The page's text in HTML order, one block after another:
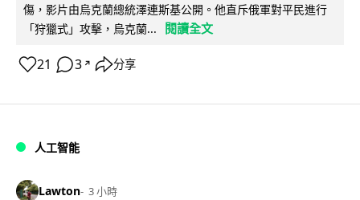
傷，影片由烏克蘭總統澤連斯基公開。他直斥俄軍對平民進行
「狩獵式」攻擊，烏克蘭...
閱讀全文
21 3 ↗ 分享
人工智能
Lawton 3 小時